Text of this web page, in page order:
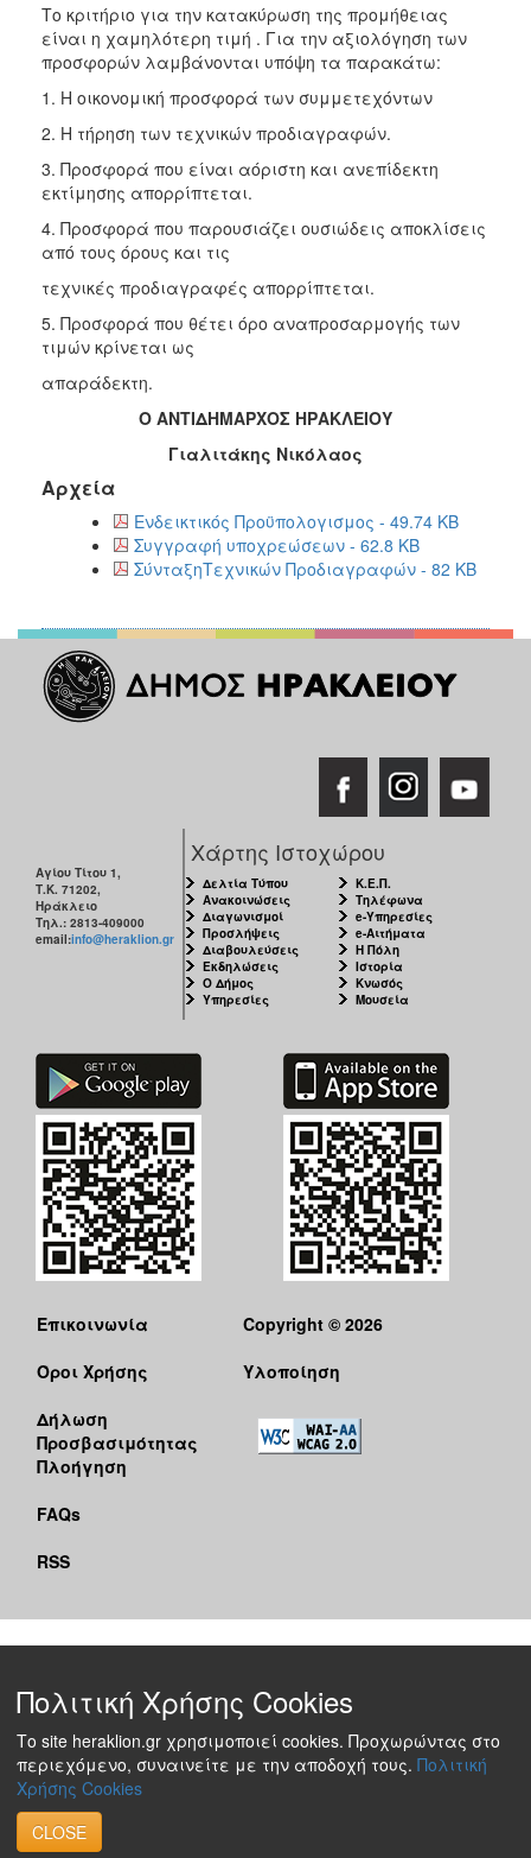
Το κριτήριο για την κατακύρωση της προμήθειας
είναι η χαμηλότερη τιμή . Για την αξιολόγηση των
προσφορών λαμβάνονται υπόψη τα παρακάτω:
1. Η οικονομική προσφορά των συμμετεχόντων
2. Η τήρηση των τεχνικών προδιαγραφών.
3. Προσφορά που είναι αόριστη και ανεπίδεκτη
εκτίμησης απορρίπτεται.
4. Προσφορά που παρουσιάζει ουσιώδεις αποκλίσεις
από τους όρους και τις
τεχνικές προδιαγραφές απορρίπτεται.
5. Προσφορά που θέτει όρο αναπροσαρμογής των
τιμών κρίνεται ως
απαράδεκτη.
Ο ΑΝΤΙΔΗΜΑΡΧΟΣ ΗΡΑΚΛΕΙΟΥ
Γιαλιτάκης Νικόλαος
Αρχεία
Ενδεικτικός Προϋπολογισμος - 49.74 KB
Συγγραφή υποχρεώσεων - 62.8 KB
ΣύνταξηΤεχνικών Προδιαγραφών - 82 KB
Αγίου Τίτου 1,
Τ.Κ. 71202,
Ηράκλειο
Τηλ.: 2813-409000
email:info@heraklion.gr
Χάρτης Ιστοχώρου
Δελτία Τύπου
Ανακοινώσεις
Διαγωνισμοί
Προσλήψεις
Διαβουλεύσεις
Εκδηλώσεις
Ο Δήμος
Υπηρεσίες
Κ.Ε.Π.
Τηλέφωνα
e-Υπηρεσίες
e-Αιτήματα
Η Πόλη
Ιστορία
Κνωσός
Μουσεία
Επικοινωνία
Όροι Χρήσης
Δήλωση
Προσβασιμότητας
Πλοήγηση
FAQs
RSS
Copyright © 2026
Υλοποίηση
Πολιτική Χρήσης Cookies
Το site heraklion.gr χρησιμοποιεί cookies. Προχωρώντας στο
περιεχόμενο, συναινείτε με την αποδοχή τους. Πολιτική
Χρήσης Cookies
CLOSE